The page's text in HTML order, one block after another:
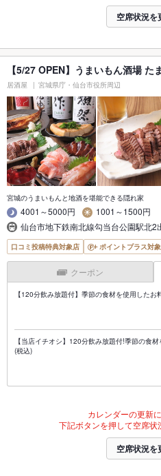
空席状況を
【5/27 OPEN】うまいもん酒場 た
居酒屋 宮城県庁・仙台市役所周辺
宮城のうまいもんと地酒を堪能できる隠れ家
4001～5000円
1001～1500円
仙台市地下鉄南北線勾当台公園駅北
口コミ投稿特典対象店 ポイントプラス対
クーポン
【120分飲み放題付】季節の食材を使用した
【当店イチオシ】120分飲み放題付!季節の食
(税込)
カレンダーの更新
下記ボタンを押して空席状
空席状況を